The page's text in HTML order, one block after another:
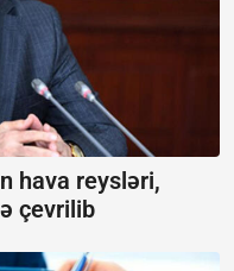
hava reysləri,
çevrilib